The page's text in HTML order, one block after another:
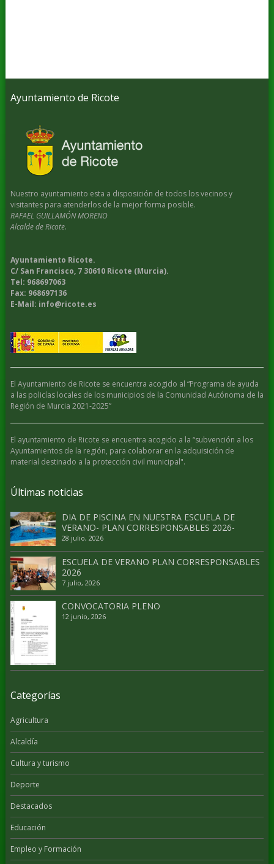
Ayuntamiento de Ricote
Nuestro ayuntamiento esta a disposición de todos los vecinos y
visitantes para atenderlos de la mejor forma posible.
RAFAEL GUILLAMÓN MORENO
Alcalde de Ricote.
Ayuntamiento Ricote.
C/ San Francisco, 7 30610 Ricote (Murcia).
Tel: 968697063
Fax: 968697136
E-Mail: info@ricote.es
El Ayuntamiento de Ricote se encuentra acogido al “Programa de ayuda
a las policías locales de los municipios de la Comunidad Autónoma de la
Región de Murcia 2021-2025”
El ayuntamiento de Ricote se encuentra acogido a la “subvención a los
Ayuntamientos de la región, para colaborar en la adquisición de
material destinado a la protección civil municipal".
Últimas noticias
DIA DE PISCINA EN NUESTRA ESCUELA DE
VERANO- PLAN CORRESPONSABLES 2026-
28 julio, 2026
ESCUELA DE VERANO PLAN CORRESPONSABLES
2026
7 julio, 2026
CONVOCATORIA PLENO
12 junio, 2026
Categorías
Agricultura
Alcaldía
Cultura y turismo
Deporte
Destacados
Educación
Empleo y Formación